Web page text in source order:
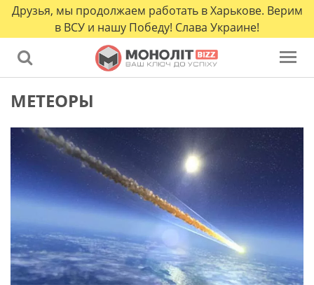
Друзья, мы продолжаем работать в Харькове. Верим
в ВСУ и нашу Победу! Слава Украине!
МЕТЕОРЫ